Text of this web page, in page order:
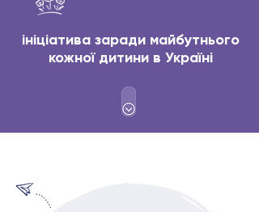
ініціатива заради майбутнього
кожної дитини в Україні